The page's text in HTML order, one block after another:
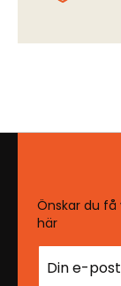
Önskar du
här